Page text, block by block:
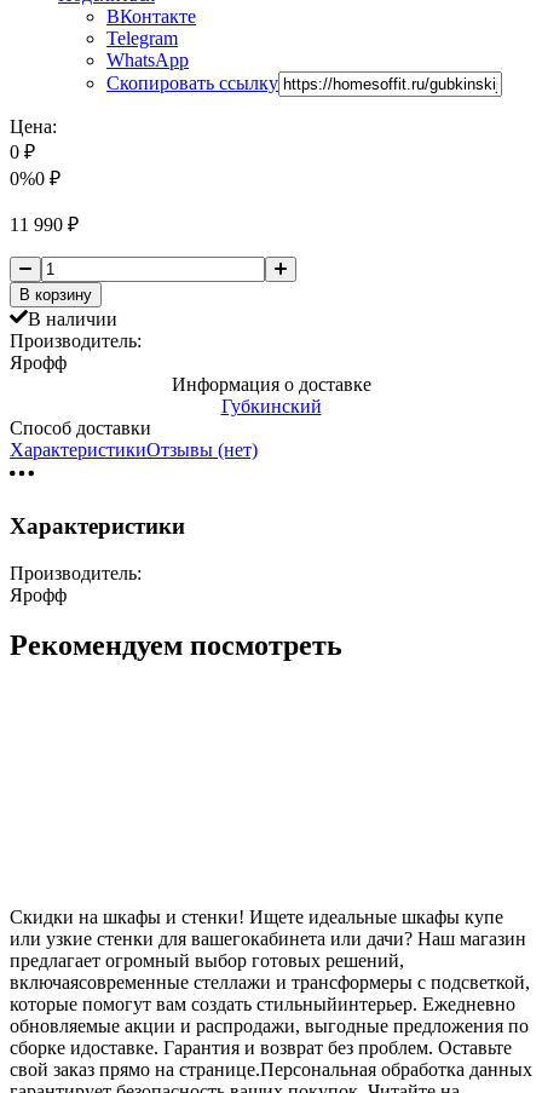
ВКонтакте
Telegram
WhatsApp
Скопировать ссылку
Цена:
0 ₽
0%0 ₽
11 990 ₽
В корзину
В наличии
Производитель:
Ярофф
Информация о доставке
Губкинский
Способ доставки
ХарактеристикиОтзывы (нет)
Характеристики
Производитель:
Ярофф
Рекомендуем посмотреть
Скидки на шкафы и стенки! Ищете идеальные шкафы купе
или узкие стенки для вашегокабинета или дачи? Наш магазин
предлагает огромный выбор готовых решений,
включаясовременные стеллажи и трансформеры с подсветкой,
которые помогут вам создать стильныйинтерьер. Ежедневно
обновляемые акции и распродажи, выгодные предложения по
сборке идоставке. Гарантия и возврат без проблем. Оставьте
свой заказ прямо на странице.Персональная обработка данных